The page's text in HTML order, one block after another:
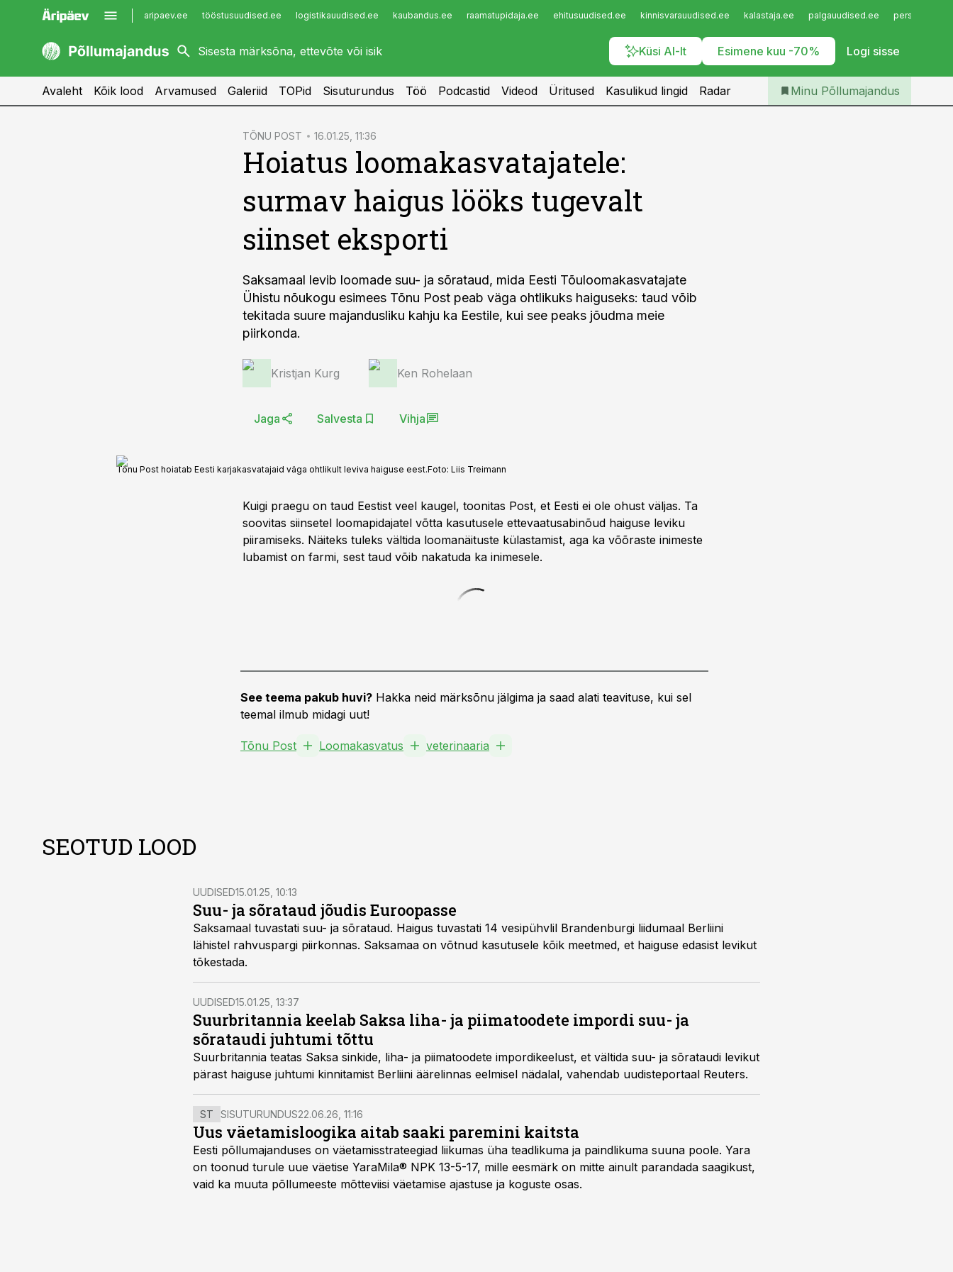
aripaev.ee tööstusuudised.ee logistikauudised.ee kaubandus.ee raamatupidaja.ee ehitusuudised.ee kinnisvarauudised.ee kalastaja.ee palgauudised.ee
Küsi AI-lt Esimene kuu -70% Logi sisse
kaubandus.ee
kinnisvarauudised.ee
imelineajalugu.ee
Infopank
Iseteenindus
Telli Põllumajandus
Avaleht Kõik lood Arvamused Galeriid TOPid Sisuturundus Töö Podcastid Videod Üritused Kasulikud lingid Radar Minu Põllumajandus
TÕNU POST 16.01.25, 11:36
Hoiatus loomakasvatajatele:
surmav haigus lööks tugevalt
siinset eksporti
Saksamaal levib loomade suu- ja sõrataud, mida Eesti Tõuloomakasvatajate
Ühistu nõukogu esimees Tõnu Post peab väga ohtlikuks haiguseks: taud võib
tekitada suure majandusliku kahju ka Eestile, kui see peaks jõudma meie
piirkonda.
Kristjan Kurg Ken Rohelaan
Jaga Salvesta Vihja
Tõnu Post hoiatab Eesti karjakasvatajaid väga ohtlikult leviva haiguse eest.Foto: Liis Treimann
Kuigi praegu on taud Eestist veel kaugel, toonitas Post, et Eesti ei ole ohust väljas. Ta
soovitas siinsetel loomapidajatel võtta kasutusele ettevaatusabinõud haiguse leviku
piiramiseks. Näiteks tuleks vältida loomanäituste külastamist, aga ka võõraste inimeste
lubamist on farmi, sest taud võib nakatuda ka inimesele.
See teema pakub huvi? Hakka neid märksõnu jälgima ja saad alati teavituse, kui sel
teemal ilmub midagi uut!
Tõnu Post Loomakasvatus veterinaaria
SEOTUD LOOD
UUDISED15.01.25, 10:13
Suu- ja sõrataud jõudis Euroopasse
Saksamaal tuvastati suu- ja sõrataud. Haigus tuvastati 14 vesipühvlil Brandenburgi liidumaal Berliini
lähistel rahvuspargi piirkonnas. Saksamaa on võtnud kasutusele kõik meetmed, et haiguse edasist levikut
tõkestada.
UUDISED15.01.25, 13:37
Suurbritannia keelab Saksa liha- ja piimatoodete impordi suu- ja
sõrataudi juhtumi tõttu
Suurbritannia teatas Saksa sinkide, liha- ja piimatoodete impordikeelust, et vältida suu- ja sõrataudi levikut
pärast haiguse juhtumi kinnitamist Berliini äärelinnas eelmisel nädalal, vahendab uudisteportaal Reuters.
ST SISUTURUNDUS22.06.26, 11:16
Uus väetamisloogika aitab saaki paremini kaitsta
Eesti põllumajanduses on väetamisstrateegiad liikumas üha teadlikuma ja paindlikuma suuna poole. Yara
on toonud turule uue väetise YaraMila® NPK 13-5-17, mille eesmärk on mitte ainult parandada saagikust,
vaid ka muuta põllumeeste mõtteviisi väetamise ajastuse ja koguste osas.